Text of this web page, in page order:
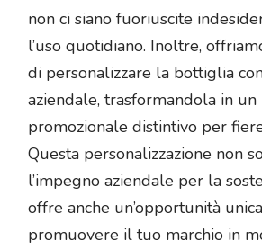
non ci siano fuoriuscite
l’uso quotidiano. Inoltre,
di personalizzare la bottiglia
aziendale, trasformandola in
promozionale distintivo per
Questa personalizzazione non
l’impegno aziendale per la
offre anche un’opportunità
promuovere il tuo marchio in